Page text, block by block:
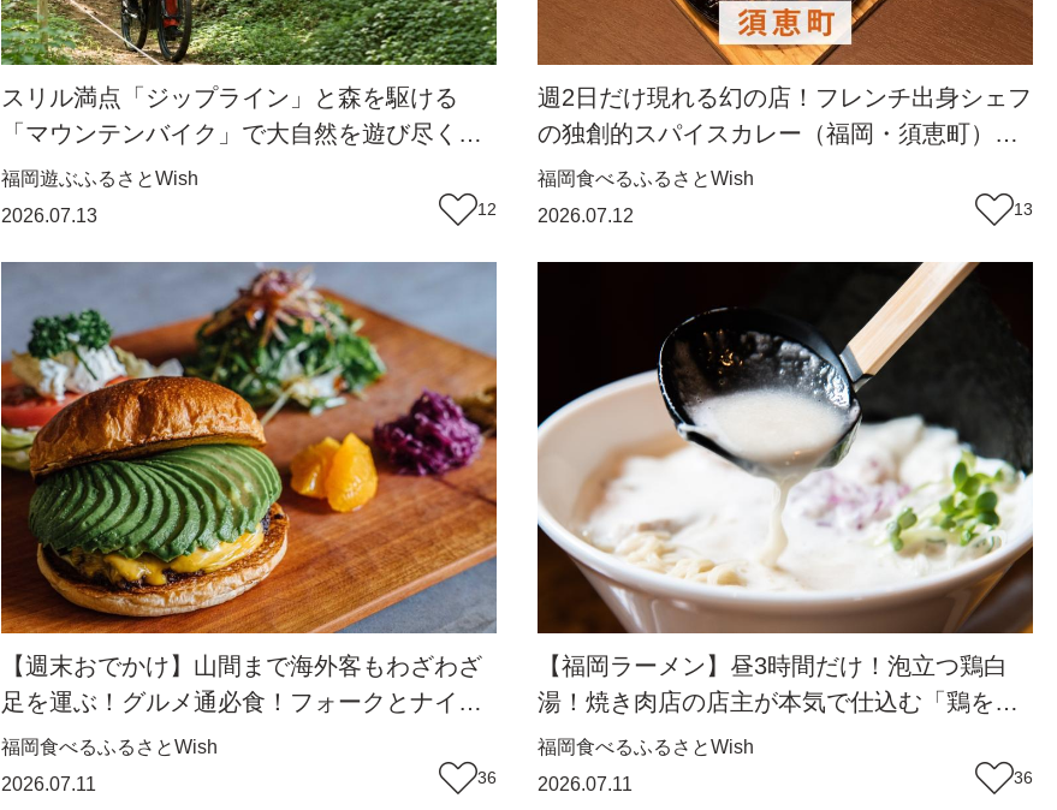
スリル満点「ジップライン」と森を駆ける
「マウンテンバイク」で大自然を遊び尽くそ
う！（福岡・久山町）【ふるさとWish】
福岡遊ぶふるさとWish
2026.07.13
12
週2日だけ現れる幻の店！フレンチ出身シェフ
の独創的スパイスカレー（福岡・須恵町）
【ふるさとWish】
福岡食べるふるさとWish
2026.07.12
13
【週末おでかけ】山間まで海外客もわざわざ
足を運ぶ！グルメ通必食！フォークとナイフ
で食べたい“ごちそうハンバーガー”『バーガ
ートウカ』（福岡・篠栗町）【まち歩き】
福岡食べるふるさとWish
2026.07.11
36
【福岡ラーメン】昼3時間だけ！泡立つ鶏白
湯！焼き肉店の店主が本気で仕込む「鶏を食
べるラーメン」『とり焼肉 悠和』（福岡・篠
栗町）【まち歩き】
福岡食べるふるさとWish
2026.07.11
36